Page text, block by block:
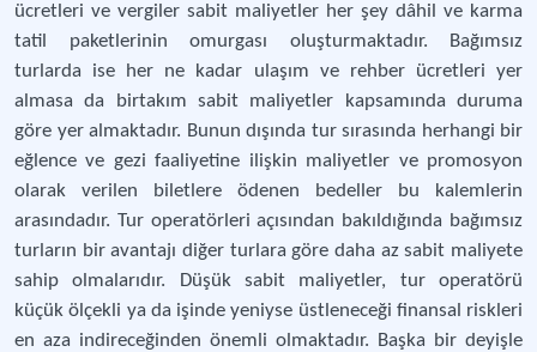
ücretleri ve vergiler sabit maliyetler her şey dâhil ve karma
tatil paketlerinin omurgası oluşturmaktadır. Bağımsız
turlarda ise her ne kadar ulaşım ve rehber ücretleri yer
almasa da birtakım sabit maliyetler kapsamında duruma
göre yer almaktadır. Bunun dışında tur sırasında herhangi bir
eğlence ve gezi faaliyetine ilişkin maliyetler ve promosyon
olarak verilen biletlere ödenen bedeller bu kalemlerin
arasındadır. Tur operatörleri açısından bakıldığında bağımsız
turların bir avantajı diğer turlara göre daha az sabit maliyete
sahip olmalarıdır. Düşük sabit maliyetler, tur operatörü
küçük ölçekli ya da işinde yeniyse üstleneceği finansal riskleri
en aza indireceğinden önemli olmaktadır. Başka bir deyişle